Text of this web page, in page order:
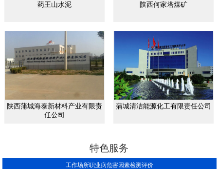
药王山水泥 陕西何家塔煤矿
陕西蒲城海泰新材料产业有限责
任公司
蒲城清洁能源化工有限责任公司
特色服务
工作场所职业病危害因素检测评价